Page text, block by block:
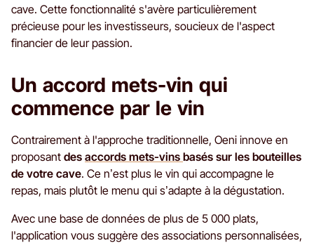
cave. Cette fonctionnalité s'avère particulièrement
précieuse pour les investisseurs, soucieux de l'aspect
financier de leur passion.
Un accord mets-vin qui
commence par le vin
Contrairement à l'approche traditionnelle, Oeni innove en
proposant des accords mets-vins basés sur les bouteilles
de votre cave. Ce n’est plus le vin qui accompagne le
repas, mais plutôt le menu qui s’adapte à la dégustation.
Avec une base de données de plus de 5 000 plats,
l'application vous suggère des associations personnalisées,